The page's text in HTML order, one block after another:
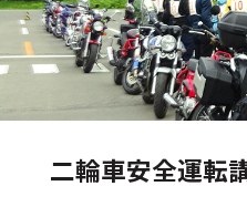
二輪車安全運転